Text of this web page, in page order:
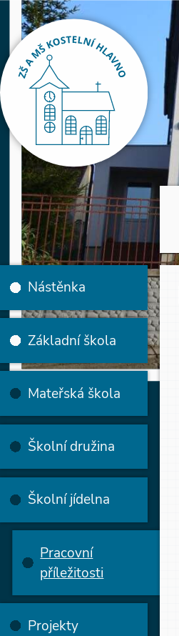
Nástěnka
Základní škola
Mateřská škola
Školní družina
Školní jídelna
Pracovní
příležitosti
Projekty